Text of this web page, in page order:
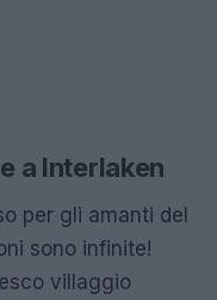
a Interlaken
per gli amanti del
sono infinite!
villaggio